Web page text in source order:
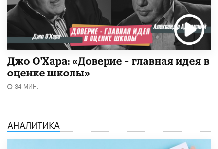
Джо О'Хара: «Доверие – главная идея в
оценке школы»
34 МИН.
АНАЛИТИКА